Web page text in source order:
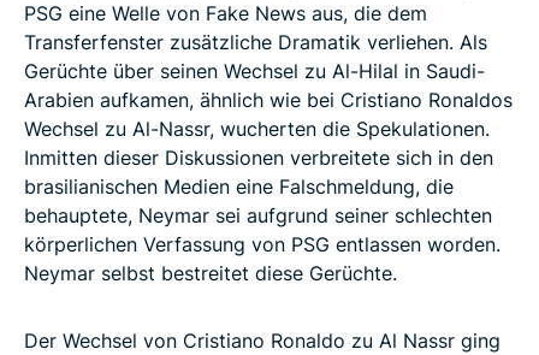
PSG eine Welle von Fake News aus, die dem
Transferfenster zusätzliche Dramatik verliehen. Als
Gerüchte über seinen Wechsel zu Al-Hilal in Saudi-
Arabien aufkamen, ähnlich wie bei Cristiano Ronaldos
Wechsel zu Al-Nassr, wucherten die Spekulationen.
Inmitten dieser Diskussionen verbreitete sich in den
brasilianischen Medien eine Falschmeldung, die
behauptete, Neymar sei aufgrund seiner schlechten
körperlichen Verfassung von PSG entlassen worden.
Neymar selbst bestreitet diese Gerüchte.
Der Wechsel von Cristiano Ronaldo zu Al Nassr ging